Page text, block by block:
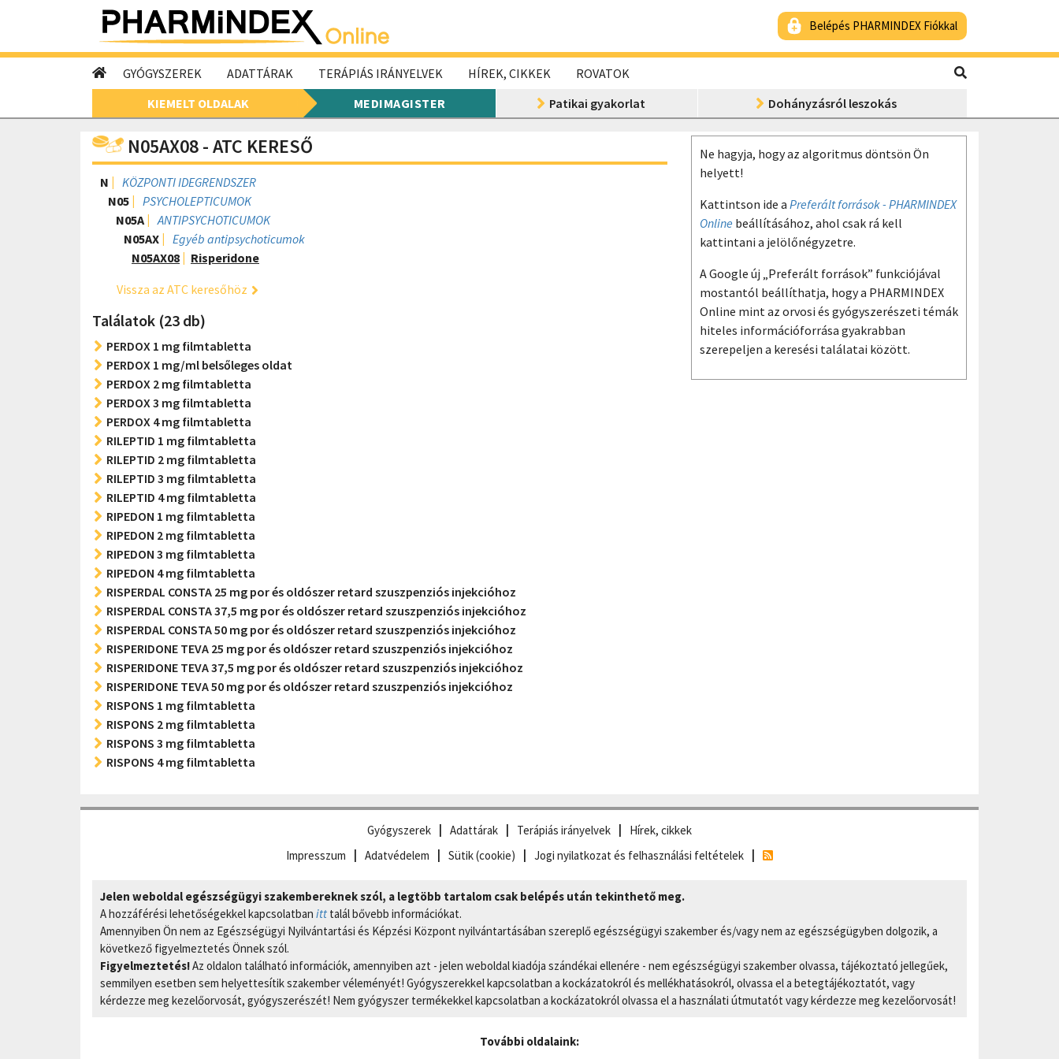
Belépés PHARMINDEX Fiókkal
GYÓGYSZEREK ADATTÁRAK TERÁPIÁS IRÁNYELVEK HÍREK, CIKKEK
ROVATOK
KIEMELT OLDALAK
MEDIMAGISTER Patikai gyakorlat Dohányzásról leszokás
N05AX08 - ATC KERESŐ
N
KÖZPONTI IDEGRENDSZER
N05
PSYCHOLEPTICUMOK
N05A
ANTIPSYCHOTICUMOK
N05AX
Egyéb antipsychoticumok
N05AX08
Risperidone
Vissza az ATC keresőhöz
Találatok (23 db)
PERDOX 1 mg filmtabletta
PERDOX 1 mg/ml belsőleges oldat
PERDOX 2 mg filmtabletta
PERDOX 3 mg filmtabletta
PERDOX 4 mg filmtabletta
RILEPTID 1 mg filmtabletta
RILEPTID 2 mg filmtabletta
RILEPTID 3 mg filmtabletta
RILEPTID 4 mg filmtabletta
RIPEDON 1 mg filmtabletta
RIPEDON 2 mg filmtabletta
RIPEDON 3 mg filmtabletta
RIPEDON 4 mg filmtabletta
RISPERDAL CONSTA 25 mg por és oldószer retard szuszpenziós injekcióhoz
RISPERDAL CONSTA 37,5 mg por és oldószer retard szuszpenziós injekcióhoz
RISPERDAL CONSTA 50 mg por és oldószer retard szuszpenziós injekcióhoz
RISPERIDONE TEVA 25 mg por és oldószer retard szuszpenziós injekcióhoz
RISPERIDONE TEVA 37,5 mg por és oldószer retard szuszpenziós injekcióhoz
RISPERIDONE TEVA 50 mg por és oldószer retard szuszpenziós injekcióhoz
RISPONS 1 mg filmtabletta
RISPONS 2 mg filmtabletta
RISPONS 3 mg filmtabletta
RISPONS 4 mg filmtabletta
Ne hagyja, hogy az algoritmus döntsön Ön
helyett!
Kattintson ide a Preferált források - PHARMINDEX
Online beállításához, ahol csak rá kell
kattintani a jelölőnégyzetre.
A Google új „Preferált források” funkciójával
mostantól beállíthatja, hogy a PHARMINDEX
Online mint az orvosi és gyógyszerészeti témák
hiteles információforrása gyakrabban
szerepeljen a keresési találatai között.
Gyógyszerek Adattárak Terápiás irányelvek
Hírek, cikkek
Impresszum
Adatvédelem Sütik (cookie) Jogi nyilatkozat és felhasználási feltételek
Jelen weboldal egészségügyi szakembereknek szól, a legtöbb tartalom csak belépés után tekinthető meg.
A hozzáférési lehetőségekkel kapcsolatban itt talál bővebb információkat.
Amennyiben Ön nem az Egészségügyi Nyilvántartási és Képzési Központ nyilvántartásában szereplő egészségügyi szakember és/vagy nem az egészségügyben dolgozik, a
következő figyelmeztetés Önnek szól.
Figyelmeztetés!Az oldalon található információk, amennyiben azt - jelen weboldal kiadója szándékai ellenére - nem egészségügyi szakember olvassa, tájékoztató jellegűek,
semmilyen esetben sem helyettesítik szakember véleményét! Gyógyszerekkel kapcsolatban a kockázatokról és mellékhatásokról, olvassa el a betegtájékoztatót, vagy
kérdezze meg kezelőorvosát, gyógyszerészét! Nem gyógyszer termékekkel kapcsolatban a kockázatokról olvassa el a használati útmutatót vagy kérdezze meg kezelőorvosát!
További oldalaink: